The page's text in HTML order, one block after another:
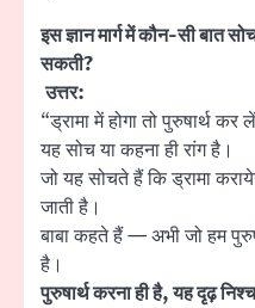
इस ज्ञान मार्ग में कौन-सी बात
सकती?
उत्तर:
“ड्रामा में होगा तो पुरुषार्थ
यह सोच या कहना ही रांग है।
जो यह सोचते हैं कि ड्रामा
जाती है।
बाबा कहते हैं — अभी जो हम
है।
पुरुषार्थ करना ही है, यह दृढ़